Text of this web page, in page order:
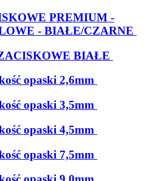
PREMIUM -
- BIAŁE/CZARNE
BIAŁE
opaski 2,6mm
opaski 3,5mm
opaski 4,5mm
opaski 7,5mm